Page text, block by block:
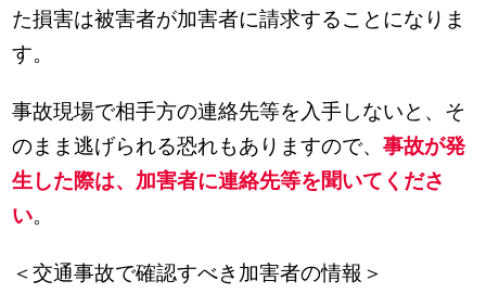
た損害は被害者が加害者に請求することになりま
す。
事故現場で相手方の連絡先等を入手しないと、そ
のまま逃げられる恐れもありますので、事故が発
生した際は、加害者に連絡先等を聞いてくださ
い。
＜交通事故で確認すべき加害者の情報＞